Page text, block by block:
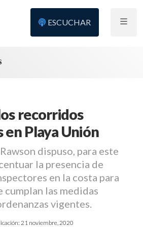
ESCUCHAR
recorridos
Playa Unión
dispuso, para este
la presencia de
en la costa para
cumplan las medidas
vigentes.
21 noviembre, 2020